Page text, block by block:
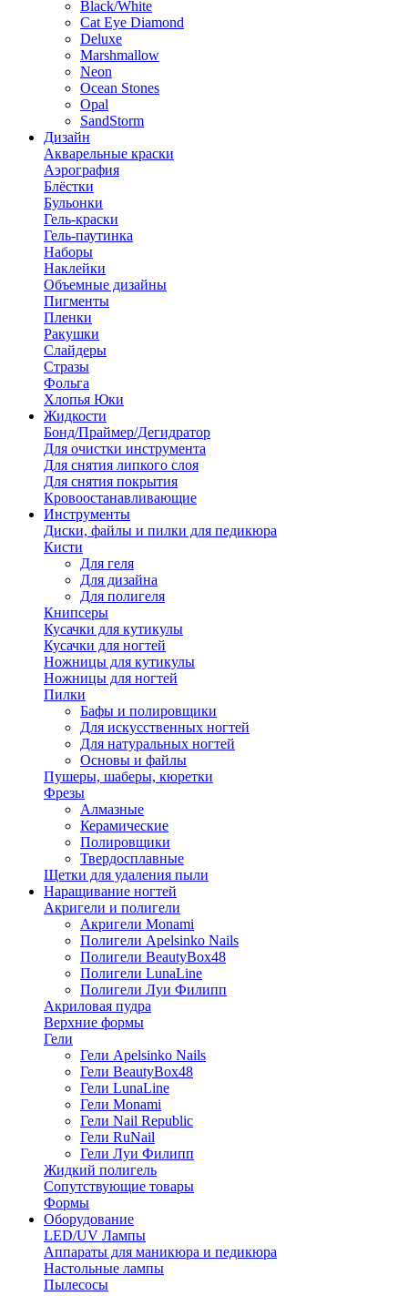
Black/White
Cat Eye Diamond
Deluxe
Marshmallow
Neon
Ocean Stones
Opal
SandStorm
Дизайн
Акварельные краски
Аэрография
Блёстки
Бульонки
Гель-краски
Гель-паутинка
Наборы
Наклейки
Объемные дизайны
Пигменты
Пленки
Ракушки
Слайдеры
Стразы
Фольга
Хлопья Юки
Жидкости
Бонд/Праймер/Дегидратор
Для очистки инструмента
Для снятия липкого слоя
Для снятия покрытия
Кровоостанавливающие
Инструменты
Диски, файлы и пилки для педикюра
Кисти
Для геля
Для дизайна
Для полигеля
Книпсеры
Кусачки для кутикулы
Кусачки для ногтей
Ножницы для кутикулы
Ножницы для ногтей
Пилки
Бафы и полировщики
Для искусственных ногтей
Для натуральных ногтей
Основы и файлы
Пушеры, шаберы, кюретки
Фрезы
Алмазные
Керамические
Полировщики
Твердосплавные
Щетки для удаления пыли
Наращивание ногтей
Акригели и полигели
Акригели Monami
Полигели Apelsinko Nails
Полигели BeautyBox48
Полигели LunaLine
Полигели Луи Филипп
Акриловая пудра
Верхние формы
Гели
Гели Apelsinko Nails
Гели BeautyBox48
Гели LunaLine
Гели Monami
Гели Nail Republic
Гели RuNail
Гели Луи Филипп
Жидкий полигель
Сопутствующие товары
Формы
Оборудование
LED/UV Лампы
Аппараты для маникюра и педикюра
Настольные лампы
Пылесосы